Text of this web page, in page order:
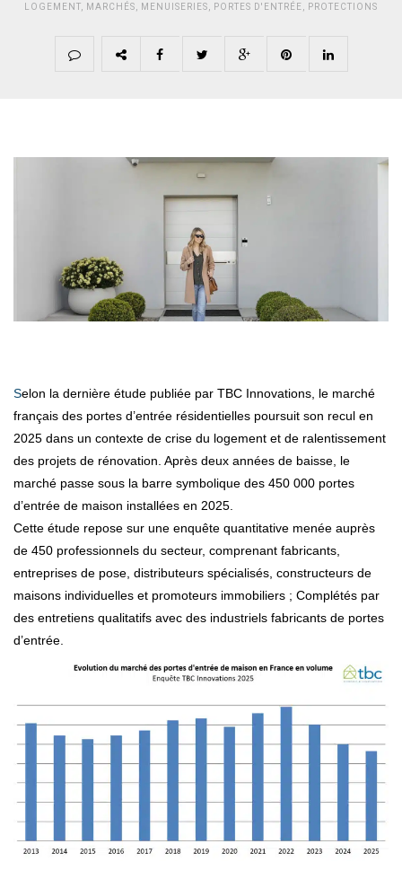
LOGEMENT MARCHÉS MENUISERIES PORTES D'ENTRÉE PROTECTIONS
Selon la dernière étude publiée par TBC Innovations, le marché
français des portes d’entrée résidentielles poursuit son recul en
2025 dans un contexte de crise du logement et de ralentissement
des projets de rénovation. Après deux années de baisse, le
marché passe sous la barre symbolique des 450 000 portes
d’entrée de maison installées en 2025.
Cette étude repose sur une enquête quantitative menée auprès
de 450 professionnels du secteur, comprenant fabricants,
entreprises de pose, distributeurs spécialisés, constructeurs de
maisons individuelles et promoteurs immobiliers ; Complétés par
des entretiens qualitatifs avec des industriels fabricants de portes
d’entrée.